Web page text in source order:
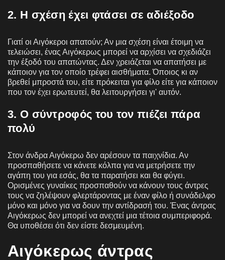
2. Η σχέση έχει φτάσει σε αδιέξοδο
Γιατί οι Αιγόκεροι απατούν; Αν μια σχέση είναι έτοιμη να
τελειώσει, ένας Αιγόκερως μπορεί να αρχίσει να σχεδιάζει
την έξοδό του απατώντας. Δεν χρειάζεται να απατήσει με
κάποιον για τον οποίο τρέφει αισθήματα. Όποιος κι αν
βρεθεί μπροστά του, είτε πρόκειται για φίλο είτε για κάποιον
που τον έχει ερωτευτεί, θα λειτουργήσει γι' αυτόν.
3. Ο σύντροφός του τον πιέζει πάρα
πολύ
Στον άνδρα Αιγόκερω δεν αρέσουν τα παιχνίδια. Αν
προσπαθήσετε να κάνετε κόλπα για να μετρήσετε την
αγάπη του για εσάς, θα τα παρατήσει και θα φύγει.
Ορισμένες γυναίκες προσπαθούν να κάνουν τους άντρες
τους να ζηλέψουν φλερτάροντας με έναν φίλο ή συνάδελφο
μόνο και μόνο για να δουν την αντίδρασή του. Ένας άντρας
Αιγόκερως δεν μπορεί να ανεχτεί μια τέτοια συμπεριφορά.
Θα υποθέσει ότι δεν είστε δεσμευμένη.
Αιγόκερως άντρας